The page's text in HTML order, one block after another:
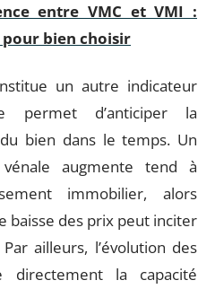
entre VMC et VMI :
bien choisir
un autre indicateur
permet d’anticiper la
bien dans le temps. Un
augmente tend à
immobilier, alors
baisse des prix peut inciter
ailleurs, l’évolution des
directement la capacité